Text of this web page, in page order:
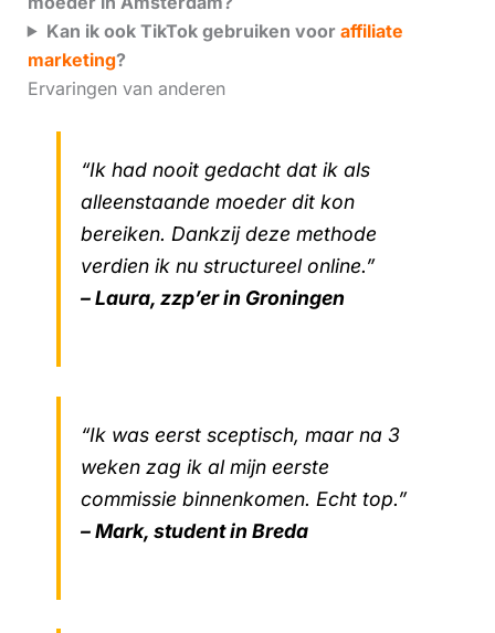
Kan ik ook TikTok gebruiken voor affiliate
marketing?
Ervaringen van anderen
“Ik had nooit gedacht dat ik als
alleenstaande moeder dit kon
bereiken. Dankzij deze methode
verdien ik nu structureel online.”
– Laura, zzp’er in Groningen
“Ik was eerst sceptisch, maar na 3
weken zag ik al mijn eerste
commissie binnenkomen. Echt top.”
– Mark, student in Breda